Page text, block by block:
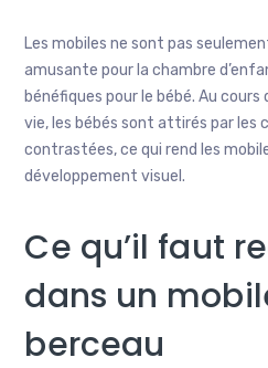
Les mobiles ne sont pas
amusante pour la chambre
bénéfiques pour le bébé. Au
vie, les bébés sont attirés par les
contrastées, ce qui rend les
développement visuel.
Ce qu’il faut
dans un
berceau